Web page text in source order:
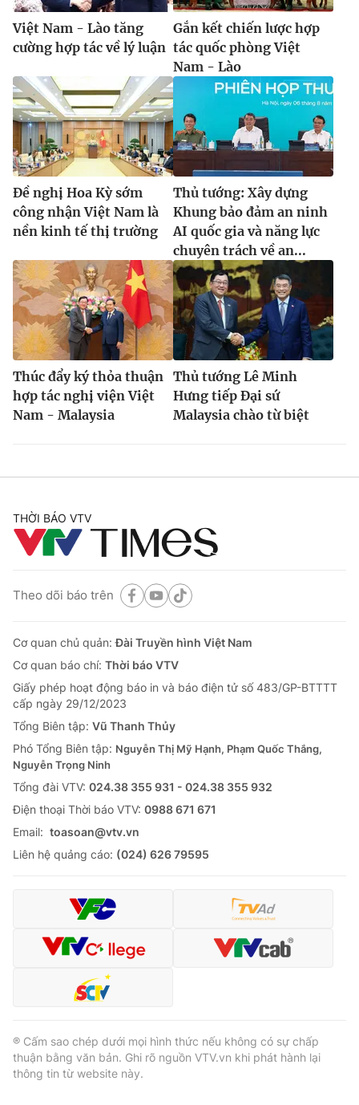
Việt Nam - Lào tăng
cường hợp tác về lý luận
Gắn kết chiến lược hợp
tác quốc phòng Việt
Nam - Lào
Đề nghị Hoa Kỳ sớm
công nhận Việt Nam là
nền kinh tế thị trường
Thủ tướng: Xây dựng
Khung bảo đảm an ninh
AI quốc gia và năng lực
chuyên trách về an...
Thúc đẩy ký thỏa thuận
hợp tác nghị viện Việt
Nam - Malaysia
Thủ tướng Lê Minh
Hưng tiếp Đại sứ
Malaysia chào từ biệt
THỜI BÁO VTV
Theo dõi báo trên
Cơ quan chủ quản:Đài Truyền hình Việt Nam
Cơ quan báo chí: Thời báo VTV
Giấy phép hoạt động báo in và báo điện tử số 483/GP-BTTTT
cấp ngày 29/12/2023
Tổng Biên tập: Vũ Thanh Thủy
Phó Tổng Biên tập: Nguyễn Thị Mỹ Hạnh, Phạm Quốc Thắng,
Nguyễn Trọng Ninh
Tổng đài VTV: 024.38 355 931 - 024.38 355 932
Ðiện thoại Thời báo VTV: 0988 671 671
Email: toasoan@vtv.vn
Liên hệ quảng cáo: (024) 626 79595
® Cấm sao chép dưới mọi hình thức nếu không có sự chấp
thuận bằng văn bản. Ghi rõ nguồn VTV.vn khi phát hành lại
thông tin từ website này.